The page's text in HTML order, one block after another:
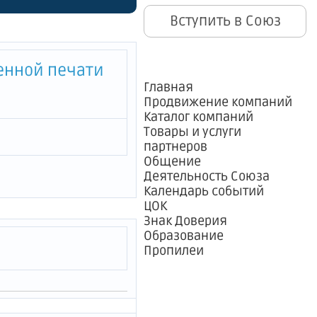
Вступить в Союз
Главная
Продвижение компаний
Каталог компаний
Товары и услуги
партнеров
Общение
Деятельность Союза
Календарь событий
ЦОК
Знак Доверия
Образование
Пропилеи
печати